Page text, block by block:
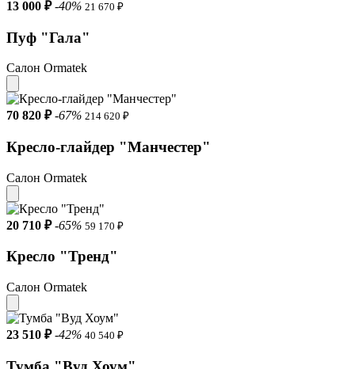
13 000 ₽ -40% 21 670 ₽
Пуф "Гала"
Салон Ormatek
70 820 ₽ -67% 214 620 ₽
Кресло-глайдер "Манчестер"
Салон Ormatek
20 710 ₽ -65% 59 170 ₽
Кресло "Тренд"
Салон Ormatek
23 510 ₽ -42% 40 540 ₽